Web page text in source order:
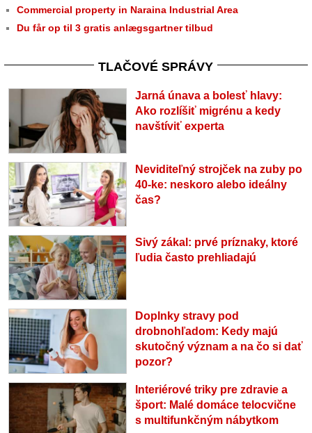
Commercial property in Naraina Industrial Area
Du får op til 3 gratis anlægsgartner tilbud
TLAČOVÉ SPRÁVY
Jarná únava a bolesť hlavy:
Ako rozlíšiť migrénu a kedy
navštíviť experta
Neviditeľný strojček na zuby po
40-ke: neskoro alebo ideálny
čas?
Sivý zákal: prvé príznaky, ktoré
ľudia často prehliadajú
Doplnky stravy pod
drobnohľadom: Kedy majú
skutočný význam a na čo si dať
pozor?
Interiérové triky pre zdravie a
šport: Malé domáce telocvične
s multifunkčným nábytkom